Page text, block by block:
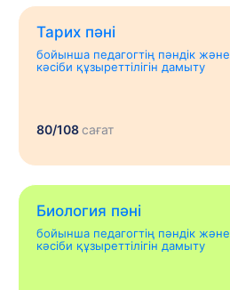
Тарих пәні
бойынша педагогтің пәндік және
кәсіби құзыреттілігін дамыту
80/108сағат
Биология пәні
бойынша педагогтің пәндік және
кәсіби құзыреттілігін дамыту